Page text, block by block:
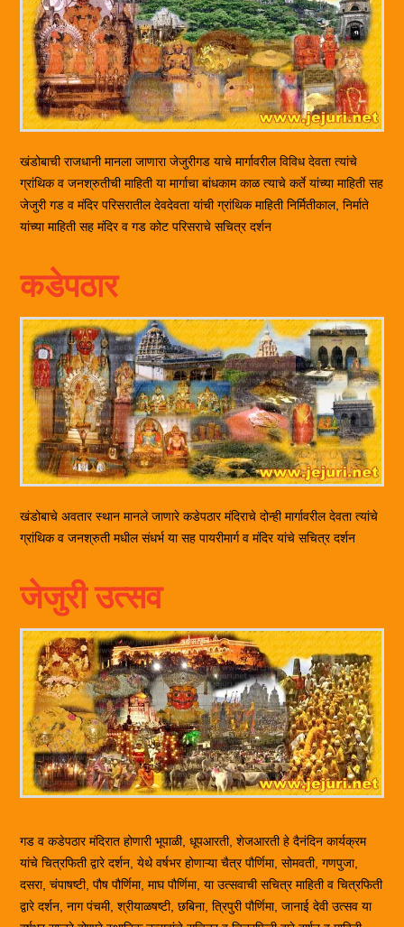
खंडोबाची राजधानी मानला जाणारा जेजुरीगड याचे मार्गावरील विविध देवता त्यांचे
ग्रांथिक व जनश्रुतीची माहिती या मार्गाचा बांधकाम काळ त्याचे कर्ते यांच्या माहिती सह
जेजुरी गड व मंदिर परिसरातील देवदेवता यांची ग्रांथिक माहिती निर्मितीकाल, निर्माते
यांच्या माहिती सह मंदिर व गड कोट परिसराचे सचित्र दर्शन
कडेपठार
खंडोबाचे अवतार स्थान मानले जाणारे कडेपठार मंदिराचे दोन्ही मार्गावरील देवता त्यांचे
ग्रांथिक व जनश्रुती मधील संधर्भ या सह पायरीमार्ग व मंदिर यांचे सचित्र दर्शन
जेजुरी उत्सव
गड व कडेपठार मंदिरात होणारी भूपाळी, धूपआरती, शेजआरती हे दैनंदिन कार्यक्रम
यांचे चित्रफिती द्वारे दर्शन, येथे वर्षभर होणाऱ्या चैत्र पौर्णिमा, सोमवती, गणपुजा,
दसरा, चंपाषष्टी, पौष पौर्णिमा, माघ पौर्णिमा, या उत्सवाची सचित्र माहिती व चित्रफिती
द्वारे दर्शन, नाग पंचमी, श्रीयाळषष्टी, छबिना, त्रिपुरी पौर्णिमा, जानाई देवी उत्सव या